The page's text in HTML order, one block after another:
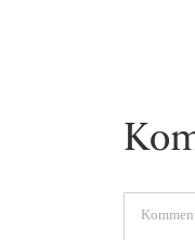
Comment